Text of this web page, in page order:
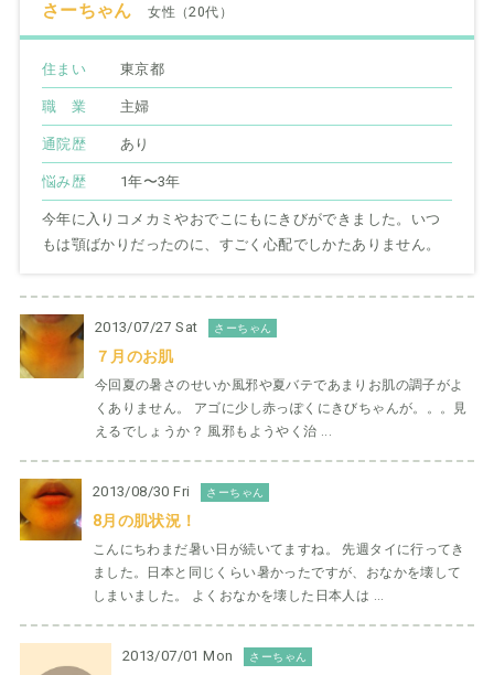
さーちゃん 女性（20代）
住まい 東京都
職 業 主婦
通院歴 あり
悩み歴 1年〜3年
今年に入りコメカミやおでこにもにきびができました。いつ
もは顎ばかりだったのに、すごく心配でしかたありません。
2013/07/27 Sat さーちゃん
７月のお肌
今回夏の暑さのせいか風邪や夏バテであまりお肌の調子がよ
くありません。 アゴに少し赤っぽくにきびちゃんが。。。見
えるでしょうか？ 風邪もようやく治 ...
2013/08/30 Fri さーちゃん
8月の肌状況！
こんにちわまだ暑い日が続いてますね。 先週タイに行ってき
ました。日本と同じくらい暑かったですが、おなかを壊して
しまいました。 よくおなかを壊した日本人は ...
2013/07/01 Mon さーちゃん